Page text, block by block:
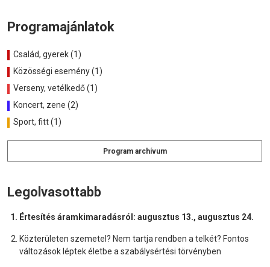
Programajánlatok
Család, gyerek (1)
Közösségi esemény (1)
Verseny, vetélkedő (1)
Koncert, zene (2)
Sport, fitt (1)
Program archívum
Legolvasottabb
Értesítés áramkimaradásról: augusztus 13., augusztus 24.
Közterületen szemetel? Nem tartja rendben a telkét? Fontos
változások léptek életbe a szabálysértési törvényben